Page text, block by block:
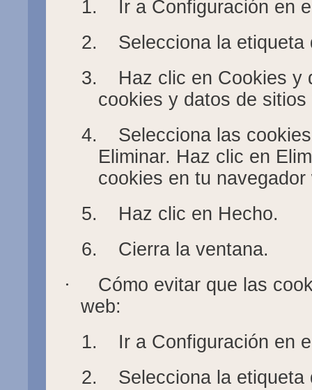
1.
Ir a Configuración en
2.
Selecciona la
3.
Haz clic en Cookies y
cookies y datos de sitios
4.
Selecciona las
Eliminar. Haz clic en
cookies en tu navegador
5.
Haz clic en Hecho.
6.
Cierra la ventana.
·
Cómo evitar que las
web:
1.
Ir a Configuración en
2.
Selecciona la